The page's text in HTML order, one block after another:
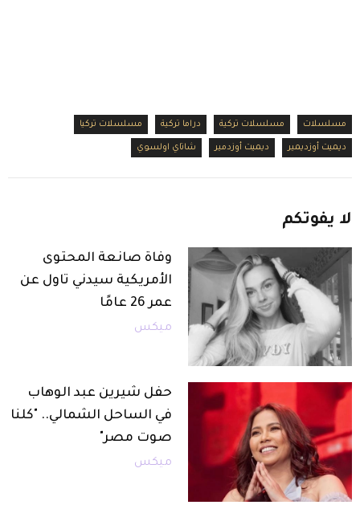
مسلسلات مسلسلات تركية دراما تركية مسلسلات تركيا
ديميت أوزديمير ديميت أوزدمير شاتاي اولسوي
لا يفوتكم
وفاة صانعة المحتوى
الأمريكية سيدني تاول عن
عمر 26 عامًا
ميكس
حفل شيرين عبد الوهاب
في الساحل الشمالي.. "كلنا
صوت مصر"
ميكس